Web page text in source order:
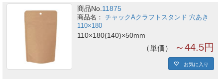
商品No.11875
チャックAクラフトスタンド 穴あき
110×180
110×180(140)×50mm
単価 ～44.5円
お気に入り